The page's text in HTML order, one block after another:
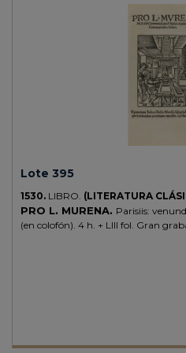
Lote 395
1530. LIBRO. (LITERATURA
PRO L. MURENA. Parisiis:
(en colofón). 4 h. + LIII fol. Gran